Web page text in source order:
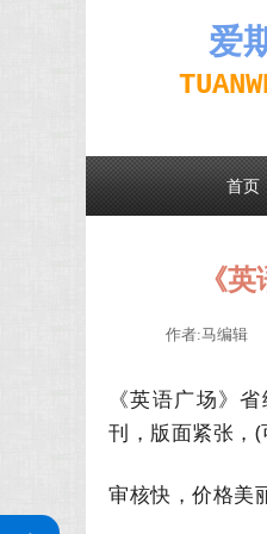
爱
TUAN
首页
《
作者:马编辑
《英语广场》
刊，版面紧张，(
审核快，价格美
关注公众号